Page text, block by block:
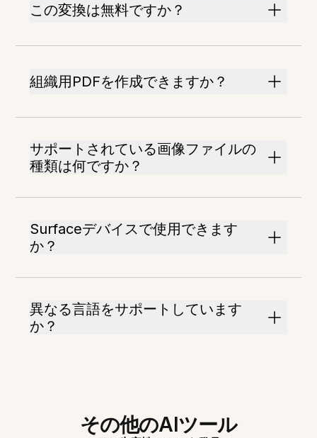
この変換は無料ですか？
組織用PDFを作成できますか？
サポートされている画像ファイルの
種類は何ですか？
Surfaceデバイスで使用できます
か？
異なる言語をサポートしています
か？
その他のAIツール